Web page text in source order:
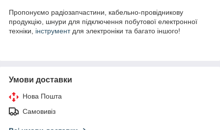
Пропонуємо радіозапчастини, кабельно-провідникову
продукцію, шнури для підключення побутової електронної
техніки, інструментдля электроніки та багато іншого!
Умови доставки
Нова Пошта
Самовивіз